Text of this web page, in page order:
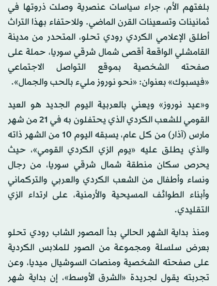
بلغتهم الأم، جراء سياسات عنصرية وصلت ذروتها في
ثمانينات وتسعينات القرن الماضي. وللاحتفاء بهذا التراث
أطلق الإعلامي الكردي رودي تحلو، المتحدر من مدينة
القامشلي الواقعة أقصى شمال شرقي سوريا، حملة على
صفحته الشخصية بموقع التواصل الاجتماعي
«فيسبوك» بعنوان: «نحو نوروز مليء بالحب والجمال».
و«عيد نوروز» ويعني بالعربية اليوم الجديد هو العيد
القومي للشعب الكردي الذي يحتفلون به في 21 من شهر
مارس (آذار) من كل عام، يسبقه اليوم 10 من الشهر ذاته
والذي يطلق عليه «يوم الزي الكردي القومي»، حيث
يحرص سكان منطقة شمال شرقي سوريا، من رجال
ونساء وأطفال من الشعب الكردي والعربي والتركماني
وأبناء الطوائف المسيحية والأرمنية، على ارتداء الزي
التقليدي.
ومنذ بداية الشهر الحالي بدأ المصور الشاب رودي تحلو
بعرض سلسلة ومجموعة من الصور للملابس الكردية
على صفحته الشخصية ومنصات السوشيال ميديا، وعن
تجربته يقول لجريدة «الشرق الأوسط»، إن بداية شهر